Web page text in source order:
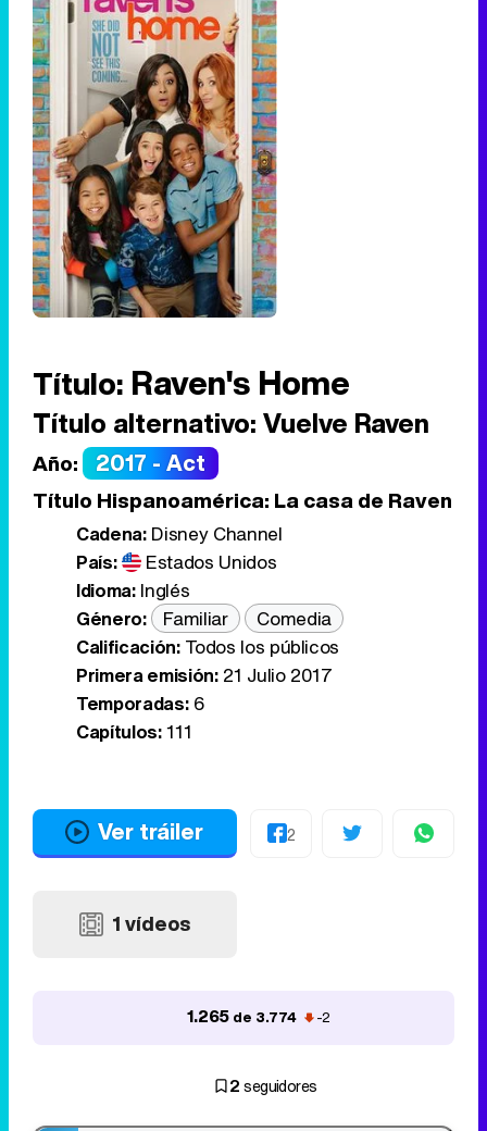
Título: Raven's Home
Título alternativo:Vuelve Raven
Año: 2017 - Act
Título Hispanoamérica: La casa de Raven
Cadena:Disney Channel
País:
Estados Unidos
Idioma: Inglés
Género:
Familiar
Comedia
Calificación:Todos los públicos
Primera emisión:21 Julio 2017
Temporadas:6
Capítulos:111
Ver tráiler 2
1 vídeos
1.265de 3.774 -2
2seguidores